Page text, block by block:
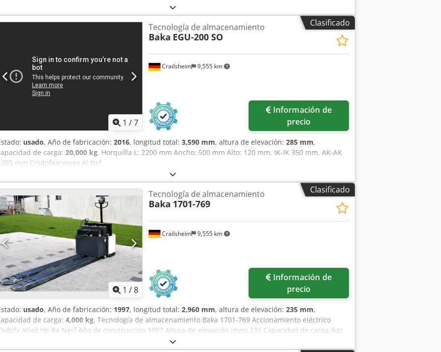
Clasificado
1 /7
Crailsheim 9,555 km
Tecnología de almacenamiento
Baka EGU-200 SO
precio
usado, Año de fabricación: 2016, longitud total: 3,590 mm, altura de elevación: 285 mm,
de carga: 20,000 kg, Horquilla L: 2200 mm Ancho: 500 mm Alto: 120 mm. IK-IK 350 mm, AK-AK
mm Crsdpfexrvvvex Al Nsf
Clasificado
1 /8
Crailsheim 9,555 km
Tecnología de almacenamiento
Baka 1701-769
precio
usado, Año de fabricación: 1997, longitud total: 2,960 mm, altura de elevación: 235 mm,
de carga: 4,000 kg, Tecnología de almacenamiento Baka 1701-769 Accionamiento eléctrico
Aljxd Hp Re Nerf Año de construcción 1997 Altura de elevación (mm) 235 Capacidad de carga (kg)